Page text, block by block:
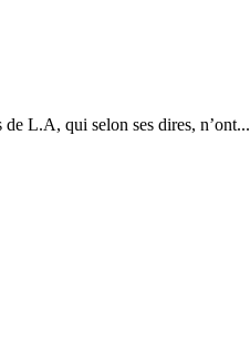
L.A, qui selon ses dires, n’ont...